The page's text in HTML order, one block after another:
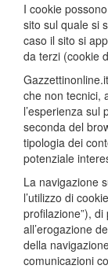
I cookie
sito sul quale si
caso il sito si
da terzi (cookie
che non tecnici,
l’esperienza
seconda del
tipologia dei
potenziale
La navigazione
l’utilizzo di
profilazione”),
all’erogazione
della
comunicazioni